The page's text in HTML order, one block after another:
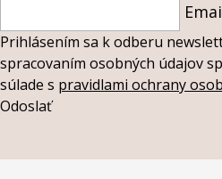
Prihlásením sa k odberu
spracovaním osobných údajov
súlade s pravidlami ochrany
Odoslať